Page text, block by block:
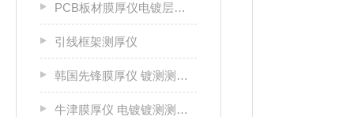
PCB板材膜厚仪电镀层测厚仪
引线框架测厚仪
韩国先锋膜厚仪 镀测测试仪
牛津膜厚仪 电镀镀测测试仪